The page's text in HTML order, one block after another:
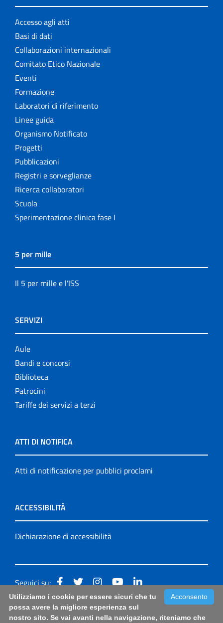
Accesso agli atti
Basi di dati
Collaborazioni internazionali
Comitato Etico Nazionale
Eventi
Formazione
Laboratori di riferimento
Linee guida
Organismo Notificato
Progetti
Pubblicazioni
Registri e sorveglianze
Ricerca collaboratori
Scuola
Sperimentazione clinica fase I
5 per mille
Il 5 per mille e l'ISS
SERVIZI
Aule
Bandi e concorsi
Biblioteca
Patrocini
Tariffe dei servizi a terzi
ATTI DI NOTIFICA
Atti di notificazione per pubblici proclami
ACCESSIBILITÀ
Dichiarazione di accessibilità
Seguici su:
Accessibilità: form di segnalazione di prima istanza per
questa pagina|Note Legali | Sitemap
Acconsento
Utilizziamo i cookie per essere sicuri che tu
possa avere la migliore esperienza sul
nostro sito. Se vai avanti nella navigazione, riteniamo che